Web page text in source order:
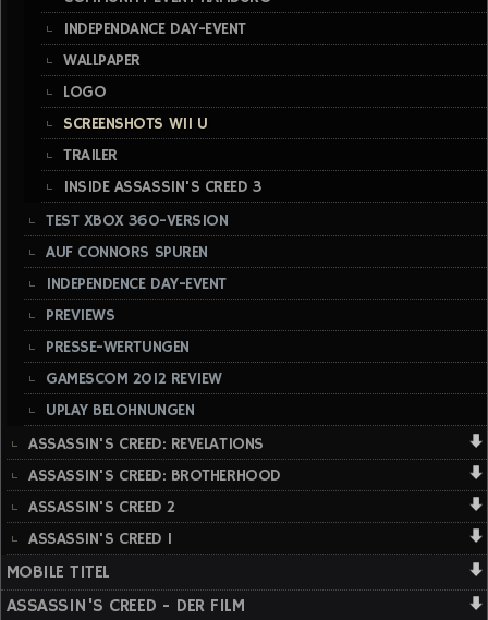
INDEPENDANCE DAY-EVENT
WALLPAPER
LOGO
SCREENSHOTS WII U
TRAILER
INSIDE ASSASSIN'S CREED 3
TEST XBOX 360-VERSION
AUF CONNORS SPUREN
INDEPENDENCE DAY-EVENT
PREVIEWS
PRESSE-WERTUNGEN
GAMESCOM 2012 REVIEW
UPLAY BELOHNUNGEN
ASSASSIN'S CREED: REVELATIONS
ASSASSIN'S CREED: BROTHERHOOD
ASSASSIN'S CREED 2
ASSASSIN'S CREED 1
MOBILE TITEL
ASSASSIN'S CREED - DER FILM